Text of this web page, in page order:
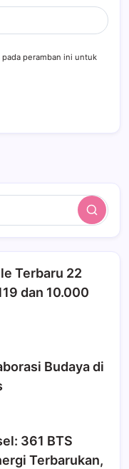
peramban ini untuk
Search
Terbaru 22
dan 10.000
Budaya di
361 BTS
Terbarukan,